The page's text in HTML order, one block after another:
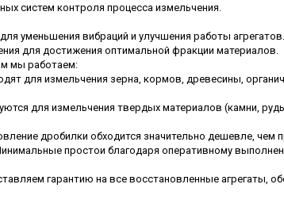
систем контроля процесса измельчения.
уменьшения вибраций и улучшения работы агрегатов.
для достижения оптимальной фракции материалов.
мы работаем:
для измельчения зерна, кормов, древесины,
для измельчения твердых материалов (камни,
дробилки обходится значительно дешевле, чем
простои благодаря оперативному
гарантию на все восстановленные агрегаты,